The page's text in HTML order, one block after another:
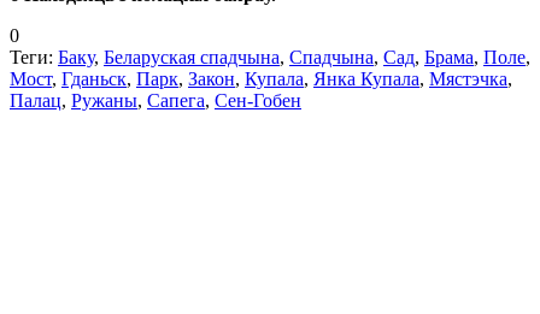
0
Теги: Баку, Беларуская спадчына, Спадчына, Сад, Брама, Поле,
Мост, Гданьск, Парк, Закон, Купала, Янка Купала, Мястэчка,
Палац, Ружаны, Сапега, Сен-Гобен